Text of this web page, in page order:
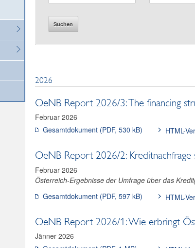
Suchen
2026
OeNB Report 2026/3: The financing
Februar 2026
Gesamtdokument (PDF, 530 kB) HTML-
OeNB Report 2026/2: Kreditnachfrage
Februar 2026
Österreich-Ergebnisse der Umfrage über das
Gesamtdokument (PDF, 597 kB) HTML-
OeNB Report 2026/1: Wie erbringt
Jänner 2026